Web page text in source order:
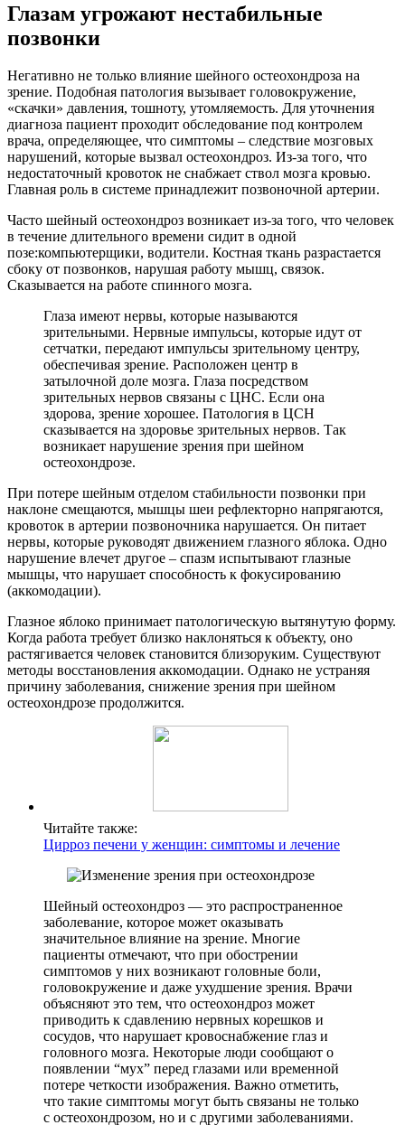
Глазам угрожают нестабильные
позвонки
Негативно не только влияние шейного остеохондроза на
зрение. Подобная патология вызывает головокружение,
«скачки» давления, тошноту, утомляемость. Для уточнения
диагноза пациент проходит обследование под контролем
врача, определяющее, что симптомы – следствие мозговых
нарушений, которые вызвал остеохондроз. Из-за того, что
недостаточный кровоток не снабжает ствол мозга кровью.
Главная роль в системе принадлежит позвоночной артерии.
Часто шейный остеохондроз возникает из-за того, что человек
в течение длительного времени сидит в одной
позе:компьютерщики, водители. Костная ткань разрастается
сбоку от позвонков, нарушая работу мышц, связок.
Сказывается на работе спинного мозга.
Глаза имеют нервы, которые называются
зрительными. Нервные импульсы, которые идут от
сетчатки, передают импульсы зрительному центру,
обеспечивая зрение. Расположен центр в
затылочной доле мозга. Глаза посредством
зрительных нервов связаны с ЦНС. Если она
здорова, зрение хорошее. Патология в ЦСН
сказывается на здоровье зрительных нервов. Так
возникает нарушение зрения при шейном
остеохондрозе.
При потере шейным отделом стабильности позвонки при
наклоне смещаются, мышцы шеи рефлекторно напрягаются,
кровоток в артерии позвоночника нарушается. Он питает
нервы, которые руководят движением глазного яблока. Одно
нарушение влечет другое – спазм испытывают глазные
мышцы, что нарушает способность к фокусированию
(аккомодации).
Глазное яблоко принимает патологическую вытянутую форму.
Когда работа требует близко наклоняться к объекту, оно
растягивается человек становится близоруким. Существуют
методы восстановления аккомодации. Однако не устраняя
причину заболевания, снижение зрения при шейном
остеохондрозе продолжится.
Читайте также:
Цирроз печени у женщин: симптомы и лечение
Шейный остеохондроз — это распространенное
заболевание, которое может оказывать
значительное влияние на зрение. Многие
пациенты отмечают, что при обострении
симптомов у них возникают головные боли,
головокружение и даже ухудшение зрения. Врачи
объясняют это тем, что остеохондроз может
приводить к сдавлению нервных корешков и
сосудов, что нарушает кровоснабжение глаз и
головного мозга. Некоторые люди сообщают о
появлении “мух” перед глазами или временной
потере четкости изображения. Важно отметить,
что такие симптомы могут быть связаны не только
с остеохондрозом, но и с другими заболеваниями.